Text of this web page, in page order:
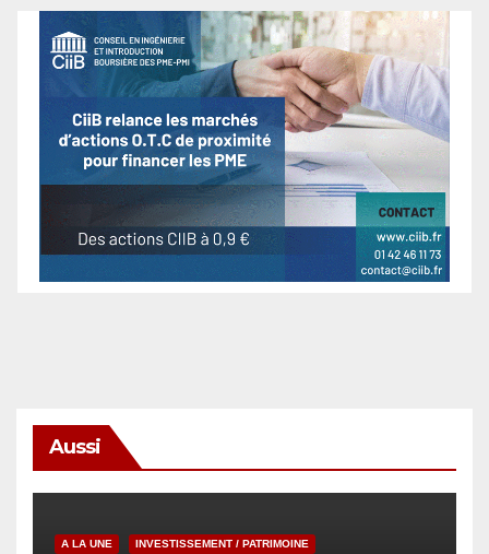
Aussi
A LA UNE INVESTISSEMENT / PATRIMOINE